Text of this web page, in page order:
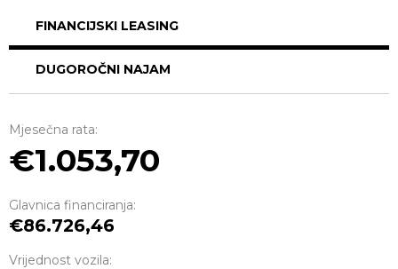
FINANCIJSKI LEASING
DUGOROČNI NAJAM
Mjesečna rata:
1.053,70
Glavnica financiranja:
86.726,46
Vrijednost vozila: